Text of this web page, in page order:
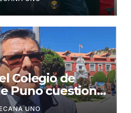
Colegio de
Puno cuestiona
seguridad
UNO